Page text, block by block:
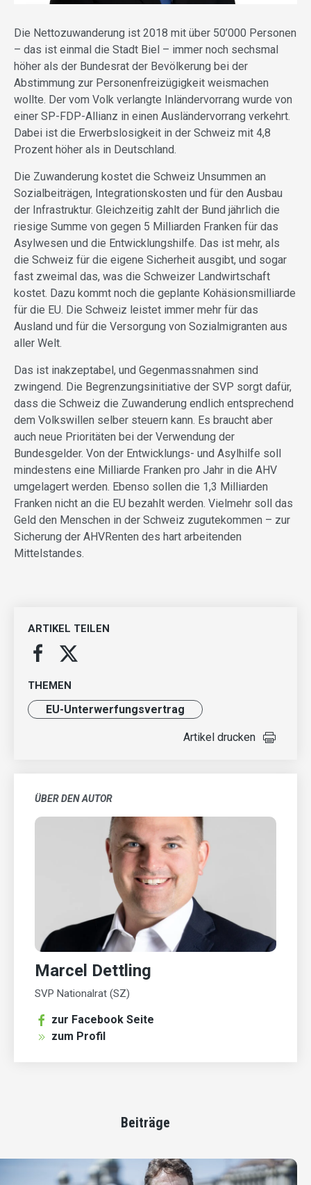
Die Nettozuwanderung ist 2018 mit über 50’000 Personen
– das ist einmal die Stadt Biel – immer noch sechsmal
höher als der Bundesrat der Bevölkerung bei der
Abstimmung zur Personenfreizügigkeit weismachen
wollte. Der vom Volk verlangte Inländervorrang wurde von
einer SP-FDP-Allianz in einen Ausländervorrang verkehrt.
Dabei ist die Erwerbslosigkeit in der Schweiz mit 4,8
Prozent höher als in Deutschland.
Die Zuwanderung kostet die Schweiz Unsummen an
Sozialbeiträgen, Integrationskosten und für den Ausbau
der Infrastruktur. Gleichzeitig zahlt der Bund jährlich die
riesige Summe von gegen 5 Milliarden Franken für das
Asylwesen und die Entwicklungshilfe. Das ist mehr, als
die Schweiz für die eigene Sicherheit ausgibt, und sogar
fast zweimal das, was die Schweizer Landwirtschaft
kostet. Dazu kommt noch die geplante Kohäsionsmilliarde
für die EU. Die Schweiz leistet immer mehr für das
Ausland und für die Versorgung von Sozialmigranten aus
aller Welt.
Das ist inakzeptabel, und Gegenmassnahmen sind
zwingend. Die Begrenzungsinitiative der SVP sorgt dafür,
dass die Schweiz die Zuwanderung endlich entsprechend
dem Volkswillen selber steuern kann. Es braucht aber
auch neue Prioritäten bei der Verwendung der
Bundesgelder. Von der Entwicklungs- und Asylhilfe soll
mindestens eine Milliarde Franken pro Jahr in die AHV
umgelagert werden. Ebenso sollen die 1,3 Milliarden
Franken nicht an die EU bezahlt werden. Vielmehr soll das
Geld den Menschen in der Schweiz zugutekommen – zur
Sicherung der AHVRenten des hart arbeitenden
Mittelstandes.
ARTIKEL TEILEN
THEMEN
EU-Unterwerfungsvertrag
Artikel drucken
ÜBER DEN AUTOR
Marcel Dettling
SVP Nationalrat (SZ)
zur Facebook Seite
zum Profil
Beiträge